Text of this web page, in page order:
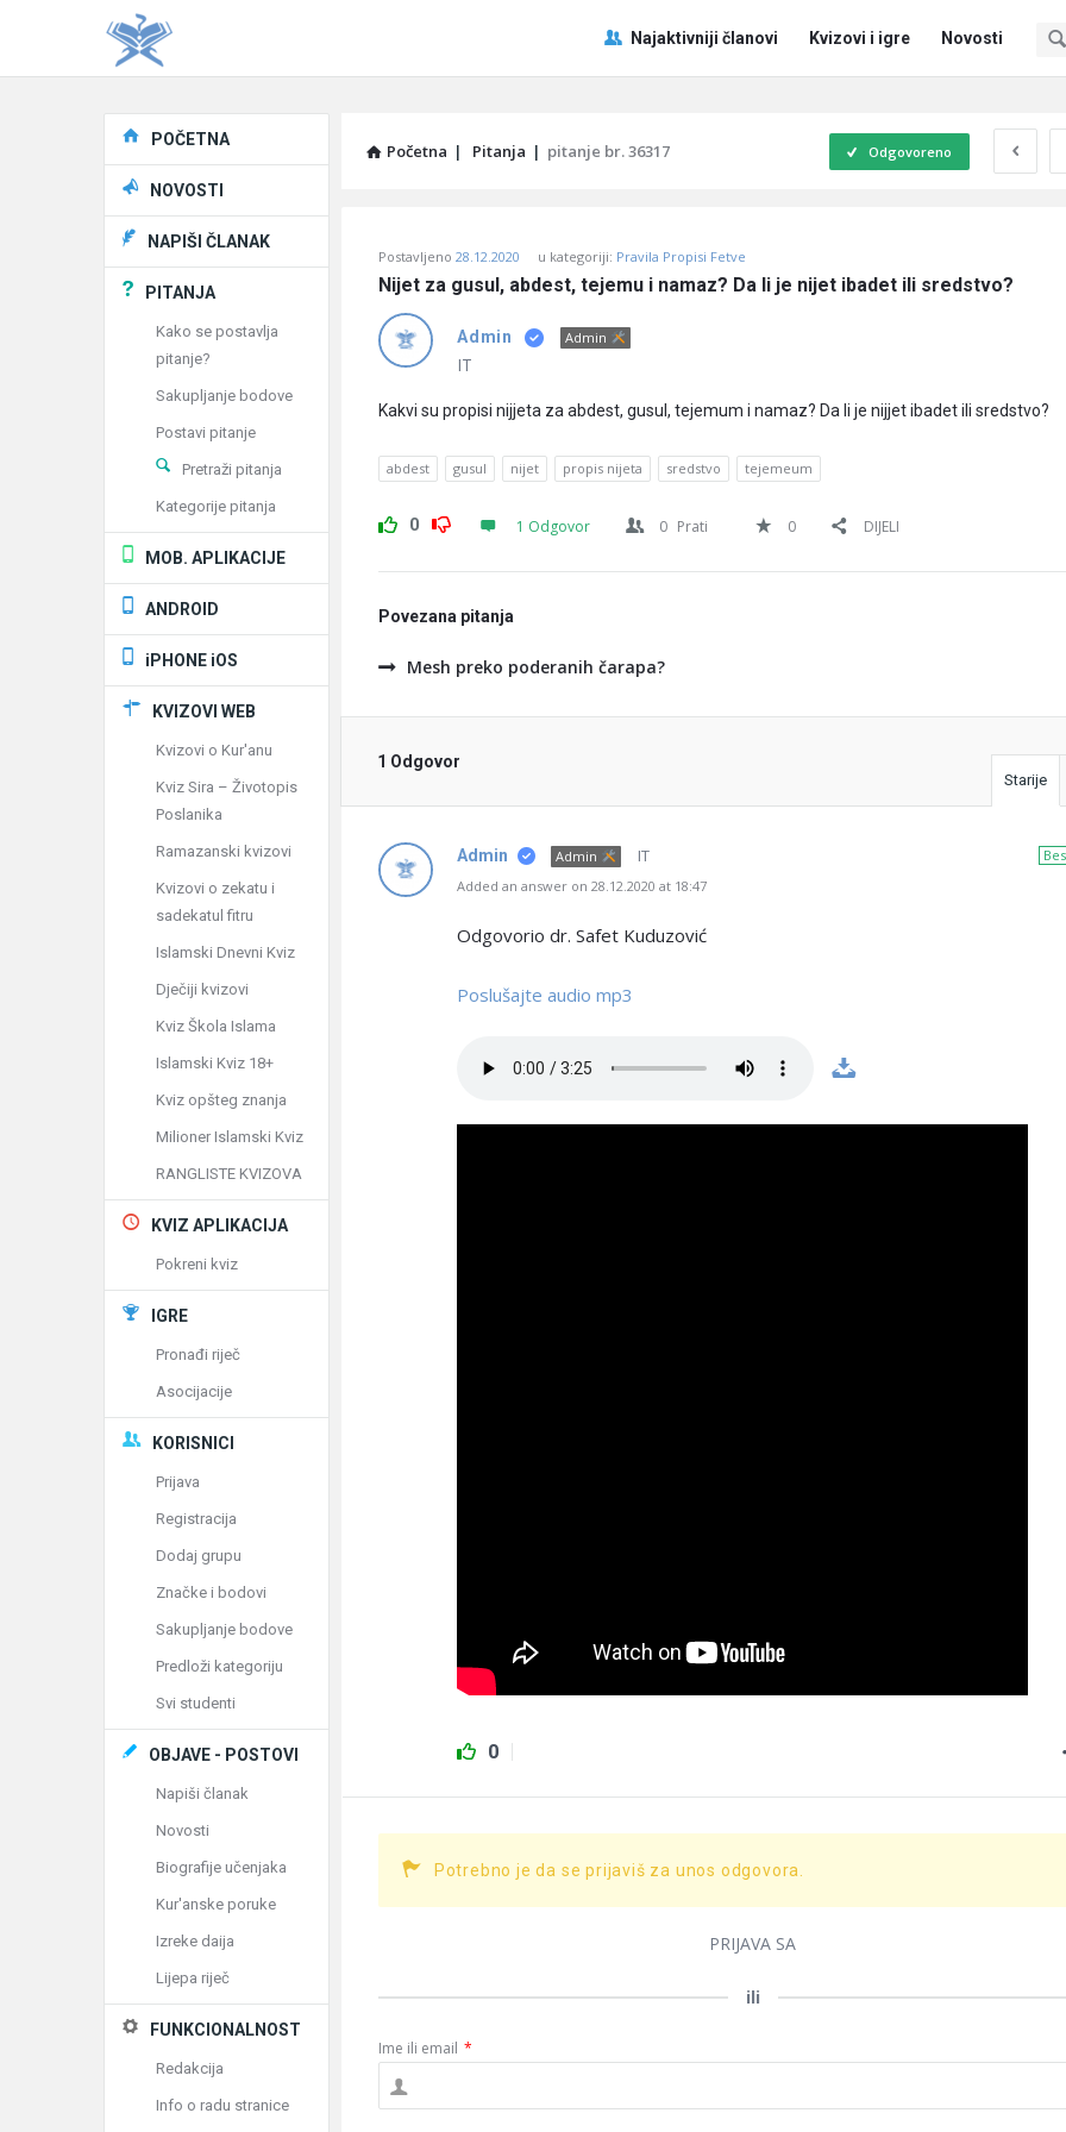
Pitaj
Učene
Navigacija
Najaktivniji članovi Kvizovi i igre Novosti
Početna | Pitanja | pitanje br. 36317 Odgovoreno
Učene
Latest
Pitanja
Postavljeno 28.12.2020 u kategoriji: Pravila Propisi Fetve
Nijet za gusul, abdest, tejemu i namaz? Da li je nijet ibadet ili sredstvo?
Admin Admin
IT
Kakvi su propisi nijjeta za abdest, gusul, tejemum i namaz? Da li je nijjet ibadet ili sredstvo?
abdest gusul nijet propis nijeta sredstvo tejemeum
0 1 Odgovor 0 Prati 0 DIJELI
Povezana pitanja
Mesh preko poderanih čarapa?
1 Odgovor
Starije
Admin Admin IT
Added an answer on 28.12.2020 at 18:47
Odgovorio dr. Safet Kuduzović
Poslušajte audio mp3
0
Potrebno je da se prijaviš za unos odgovora.
PRIJAVA SA
ili
Ime ili email *
Explore
POČETNA
NOVOSTI
NAPIŠI ČLANAK
PITANJA
Kako se postavlja
pitanje?
Sakupljanje bodove
Postavi pitanje
Pretraži pitanja
Kategorije pitanja
MOB. APLIKACIJE
ANDROID
iPHONE iOS
KVIZOVI WEB
Kvizovi o Kur'anu
Kviz Sira – Životopis
Poslanika
Ramazanski kvizovi
Kvizovi o zekatu i
sadekatul fitru
Islamski Dnevni Kviz
Dječiji kvizovi
Kviz Škola Islama
Islamski Kviz 18+
Kviz opšteg znanja
Milioner Islamski Kviz
RANGLISTE KVIZOVA
KVIZ APLIKACIJA
Pokreni kviz
IGRE
Pronađi riječ
Asocijacije
KORISNICI
Prijava
Registracija
Dodaj grupu
Značke i bodovi
Sakupljanje bodove
Predloži kategoriju
Svi studenti
OBJAVE - POSTOVI
Napiši članak
Novosti
Biografije učenjaka
Kur'anske poruke
Izreke daija
Lijepa riječ
FUNKCIONALNOST
Redakcija
Info o radu stranice